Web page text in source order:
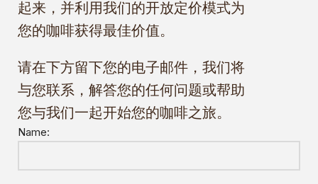
起来，并利用我们的开放定价模式为
您的咖啡获得最佳价值。
请在下方留下您的电子邮件，我们将
与您联系，解答您的任何问题或帮助
您与我们一起开始您的咖啡之旅。
Name: